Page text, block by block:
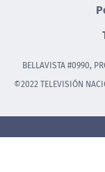
BELLAVISTA #0990,
©2022 TELEVISIÓN